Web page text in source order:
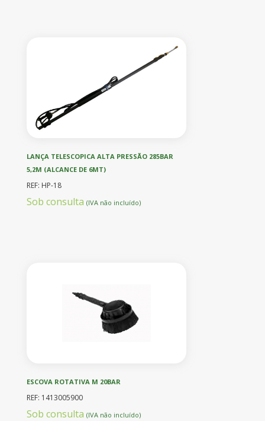
LANÇA TELESCOPICA ALTA PRESSÃO 285BAR
5,2M (ALCANCE DE 6MT)
REF: HP-18
Sob consulta (IVA não incluído)
ESCOVA ROTATIVA M 20BAR
REF: 1413005900
Sob consulta (IVA não incluído)